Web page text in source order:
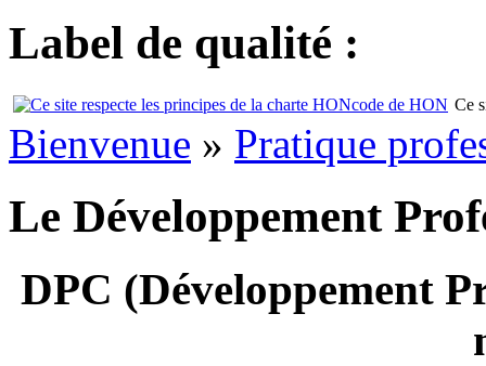
Label de qualité :
Ce
Bienvenue » Pratique
Le Développement
DPC (Développement